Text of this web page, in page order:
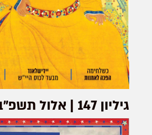
גיליון 147 | אלול תשפ"ב